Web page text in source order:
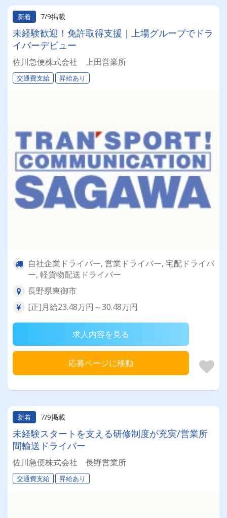
新着 7/9掲載
未経験歓迎！免許取得支援｜上場グループでドラ
イバーデビュー
佐川急便株式会社 上田営業所
交通費支給 昇給あり
自社企業ドライバー, 営業ドライバー, 宅配ドライバ
ー, 軽貨物配送ドライバー
長野県東御市
[正]月給23.48万円～30.48万円
求人内容を見る
応募ページに移動
新着 7/9掲載
未経験スタートを支える研修制度が充実/営業所
間輸送ドライバー
佐川急便株式会社 長野営業所
交通費支給 昇給あり